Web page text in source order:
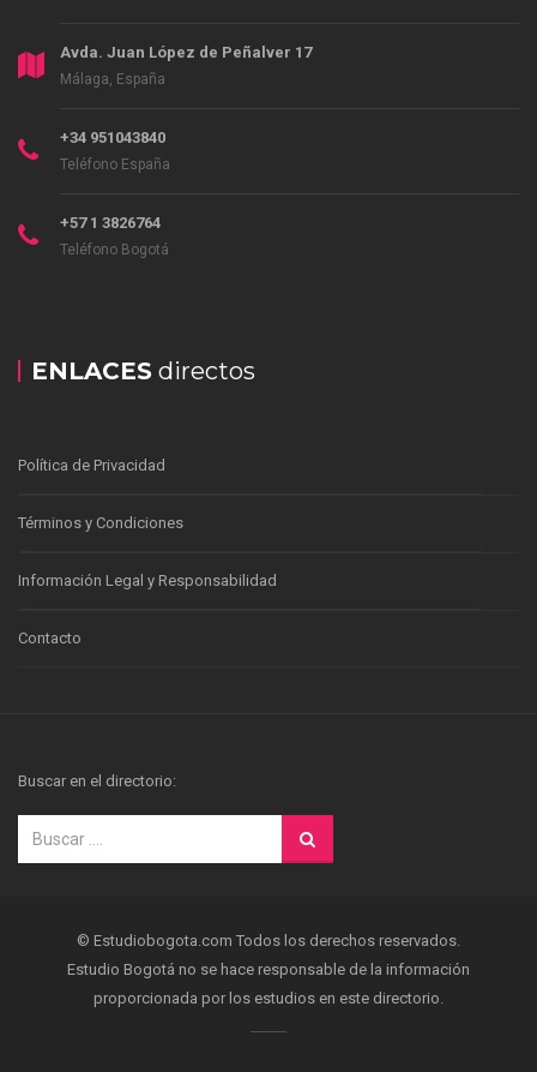
Avda. Juan López de Peñalver 17
Málaga, España
+34 951043840
Teléfono España
+57 1 3826764
Teléfono Bogotá
ENLACES directos
Política de Privacidad
Términos y Condiciones
Información Legal y Responsabilidad
Contacto
Buscar en el directorio:
© Estudiobogota.com Todos los derechos reservados.
Estudio Bogotá no se hace responsable de la información
proporcionada por los estudios en este directorio.